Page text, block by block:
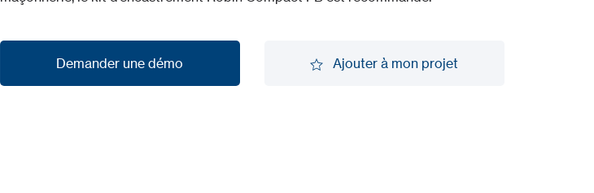
Demander une démo Ajouter à mon projet